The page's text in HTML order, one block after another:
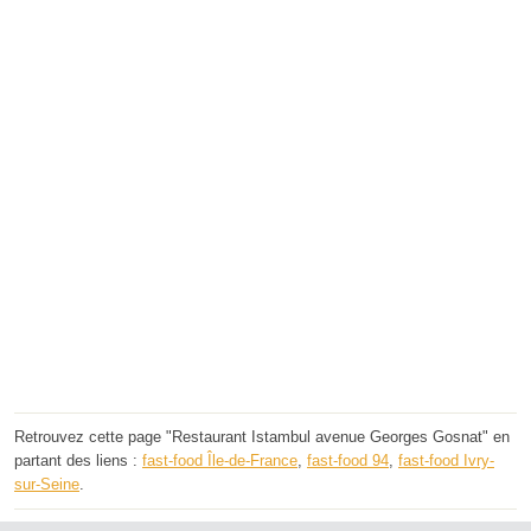
Retrouvez cette page "Restaurant Istambul avenue Georges Gosnat" en
partant des liens : fast-food Île-de-France, fast-food 94, fast-food Ivry-
sur-Seine.